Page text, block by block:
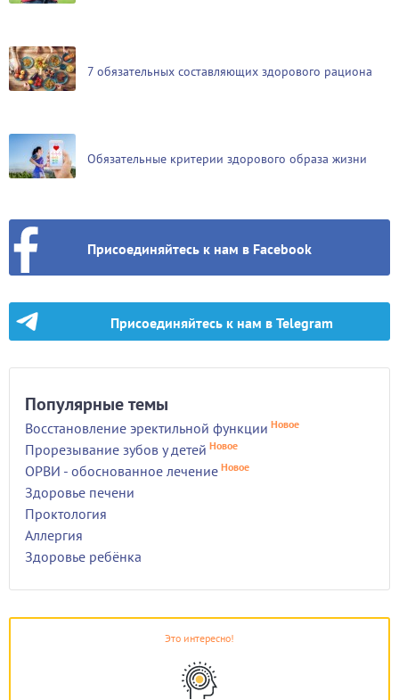
7 обязательных составляющих здорового рациона
Обязательные критерии здорового образа жизни
Присоединяйтесь к нам в Facebook
Присоединяйтесь к нам в Telegram
Популярные темы
Восстановление эректильной функции Новое
Прорезывание зубов у детей Новое
ОРВИ - обоснованное лечение Новое
Здоровье печени
Проктология
Аллергия
Здоровье ребёнка
Это интересно!